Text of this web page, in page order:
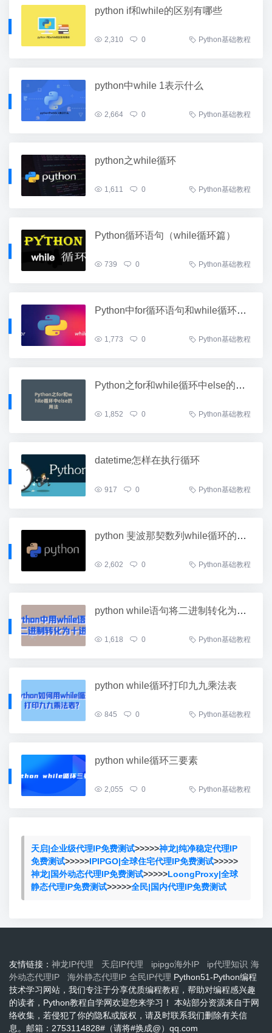
python if和while的区别有哪些
2,310 0 Python基础教程
python中while 1表示什么
2,664 0 Python基础教程
python之while循环
1,611 0 Python基础教程
Python循环语句（while循环篇）
739 0 Python基础教程
Python中for循环语句和while循环语句有何不同
1,773 0 Python基础教程
Python之for和while循环中else的用法
1,852 0 Python基础教程
datetime怎样在执行循环
917 0 Python基础教程
python 斐波那契数列while循环的用法
2,602 0 Python基础教程
python while语句将二进制转化为十进制
1,618 0 Python基础教程
python while循环打印九九乘法表
845 0 Python基础教程
python while循环三要素
2,055 0 Python基础教程
天启|企业级代理IP免费测试>>>>>神龙|纯净稳定代理IP
免费测试>>>>>IPIPGO|全球住宅代理IP免费测试>>>>>
神龙|国外动态代理IP免费测试>>>>>LoongProxy|全球
静态代理IP免费测试>>>>>全民|国内代理IP免费测试
友情链接： 神龙IP代理 天启IP代理 ipipgo海外IP ip代理知识 海
外动态代理IP
海外静态代理IP 全民IP代理 Python51-Python编程
技术学习网站，我们专注于分享优质编程教程，帮助对编程感兴趣
的读者，Python教程自学网欢迎您来学习！ 本站部分资源来自于网
络收集，若侵犯了你的隐私或版权，请及时联系我们删除有关信
息。邮箱：2753114828#（请将#换成@）qq.com